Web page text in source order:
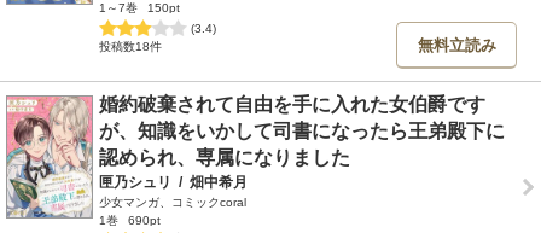
1～7巻
150pt
(3.4)
投稿数18件
無料立読み
婚約破棄されて自由を手に入れた女伯爵です
が、知識をいかして司書になったら王弟殿下に
認められ、専属になりました
匣乃シュリ / 畑中希月
少女マンガ、コミックcoral
1巻
690pt